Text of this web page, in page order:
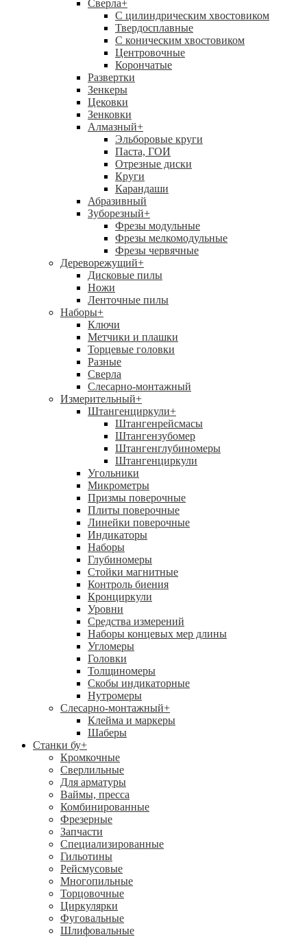
Сверла+
С цилиндрическим хвостовиком
Твердосплавные
С коническим хвостовиком
Центровочные
Корончатые
Развертки
Зенкеры
Цековки
Зенковки
Алмазный+
Эльборовые круги
Паста, ГОИ
Отрезные диски
Круги
Карандаши
Абразивный
Зуборезный+
Фрезы модульные
Фрезы мелкомодульные
Фрезы червячные
Дереворежущий+
Дисковые пилы
Ножи
Ленточные пилы
Наборы+
Ключи
Метчики и плашки
Торцевые головки
Разные
Сверла
Слесарно-монтажный
Измерительный+
Штангенциркули+
Штангенрейсмасы
Штангензубомер
Штангенглубиномеры
Штангенциркули
Угольники
Микрометры
Призмы поверочные
Плиты поверочные
Линейки поверочные
Индикаторы
Наборы
Глубиномеры
Стойки магнитные
Контроль биения
Кронциркули
Уровни
Средства измерений
Наборы концевых мер длины
Угломеры
Головки
Толщиномеры
Скобы индикаторные
Нутромеры
Слесарно-монтажный+
Клейма и маркеры
Шаберы
Станки бу+
Кромкочные
Сверлильные
Для арматуры
Ваймы, пресса
Комбинированные
Фрезерные
Запчасти
Специализированные
Гильотины
Рейсмусовые
Многопильные
Торцовочные
Циркулярки
Фуговальные
Шлифовальные